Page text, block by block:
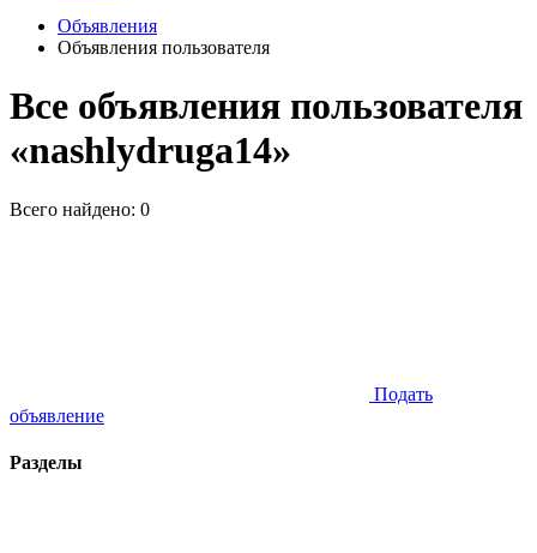
Объявления
Объявления пользователя
Все объявления пользователя
«nashlydruga14»
Всего найдено: 0
Подать
объявление
Разделы